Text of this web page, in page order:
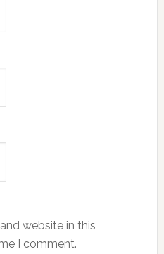
website in this
I comment.